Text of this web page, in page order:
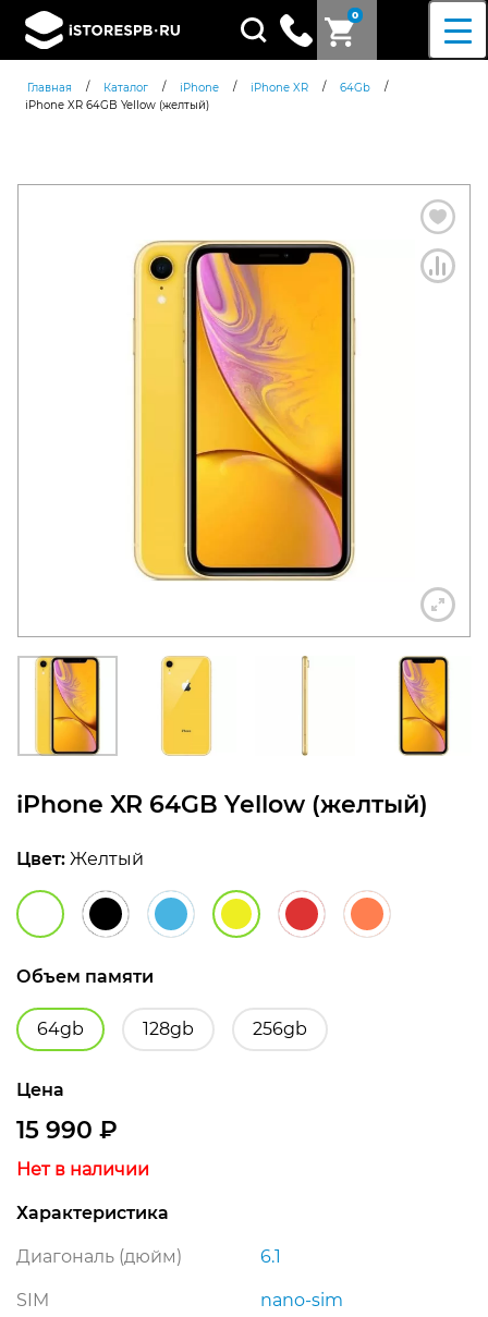
0
Поиск
товаров
Главная / Каталог / iPhone / iPhone XR / 64Gb
/
iPhone XR 64GB Yellow (желтый)
iPhone XR 64GB Yellow (желтый)
Цвет: Желтый
Объем памяти
64gb 128gb 256gb
Цена
15 990 ₽
Нет в наличии
Характеристика
Диагональ (дюйм) 6.1
SIM nano-sim
политикой
конфиденциальности
+7 812 318-40-14
(c 10:00 до 21:00, без
выходных)